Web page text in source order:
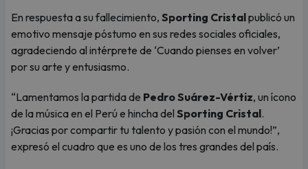
En respuesta a su fallecimiento, Sporting Cristalpublicó un
emotivo mensaje póstumo en sus redes sociales oficiales,
agradeciendo al intérprete de ‘Cuando pienses en volver’
por su arte y entusiasmo.
“Lamentamos la partida de Pedro Suárez-Vértiz, un ícono
de la música en el Perú e hincha del Sporting Cristal.
¡Gracias por compartir tu talento y pasión con el mundo!”,
expresó el cuadro que es uno de los tres grandes del país.